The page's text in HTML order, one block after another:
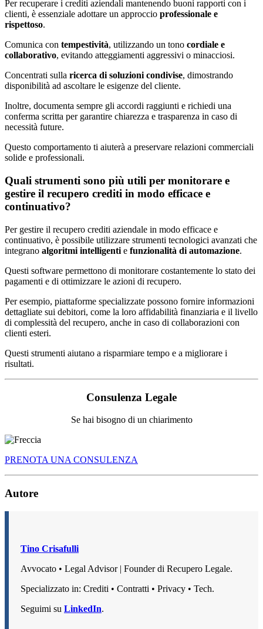
Per recuperare i crediti aziendali mantenendo buoni rapporti con i
clienti, è essenziale adottare un approccio professionale e
rispettoso.
Comunica con tempestività, utilizzando un tono cordiale e
collaborativo, evitando atteggiamenti aggressivi o minacciosi.
Concentrati sulla ricerca di soluzioni condivise, dimostrando
disponibilità ad ascoltare le esigenze del cliente.
Inoltre, documenta sempre gli accordi raggiunti e richiedi una
conferma scritta per garantire chiarezza e trasparenza in caso di
necessità future.
Questo comportamento ti aiuterà a preservare relazioni commerciali
solide e professionali.
Quali strumenti sono più utili per monitorare e
gestire il recupero crediti in modo efficace e
continuativo?
Per gestire il recupero crediti aziendale in modo efficace e
continuativo, è possibile utilizzare strumenti tecnologici avanzati che
integrano algoritmi intelligenti e funzionalità di automazione.
Questi software permettono di monitorare costantemente lo stato dei
pagamenti e di ottimizzare le azioni di recupero.
Per esempio, piattaforme specializzate possono fornire informazioni
dettagliate sui debitori, come la loro affidabilità finanziaria e il livello
di complessità del recupero, anche in caso di collaborazioni con
clienti esteri.
Questi strumenti aiutano a risparmiare tempo e a migliorare i
risultati.
Consulenza Legale
Se hai bisogno di un chiarimento
PRENOTA UNA CONSULENZA
Autore
Tino Crisafulli
Avvocato • Legal Advisor | Founder di Recupero Legale.
Specializzato in: Crediti • Contratti • Privacy • Tech.
Seguimi su LinkedIn.